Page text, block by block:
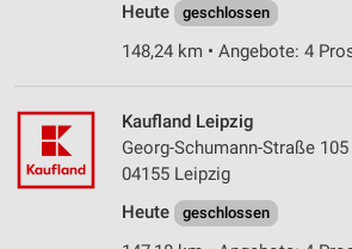
Heute
geschlossen
148,24 km • Angebote: 4
Kaufland Leipzig
Georg-Schumann-Straße 105
04155 Leipzig
Heute
geschlossen